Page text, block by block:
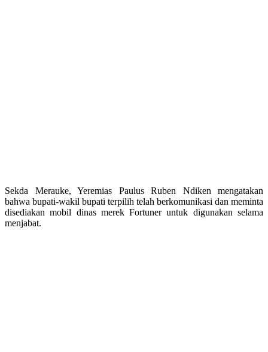
Sekda Merauke, Yeremias Paulus Ruben Ndiken mengatakan
bahwa bupati-wakil bupati terpilih telah berkomunikasi dan meminta
disediakan mobil dinas merek Fortuner untuk digunakan selama
menjabat.